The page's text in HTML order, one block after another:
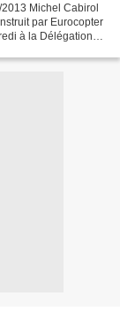
Michel Cabirol
par Eurocopter
à la Délégation